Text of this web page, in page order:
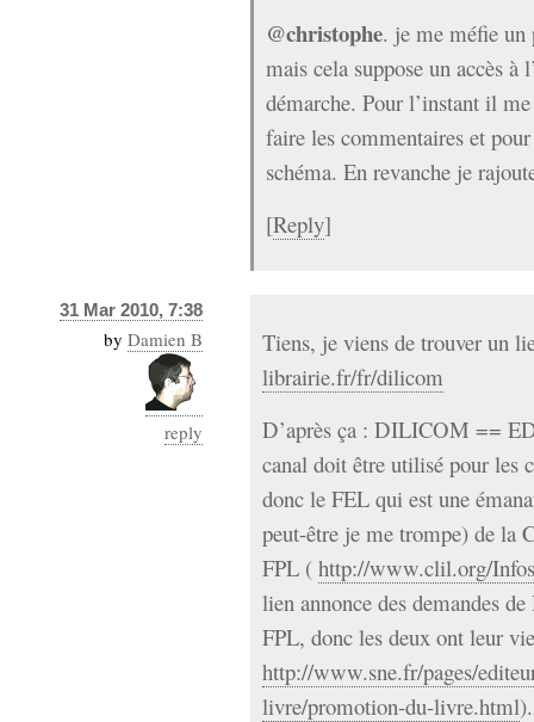
@christophe. je me méfie un
mais cela suppose un accès à
démarche. Pour l’instant il
faire les commentaires et
schéma. En revanche je
[Reply]
31 Mar 2010, 7:38
by Damien B
reply
Tiens, je viens de trouver un
librairie.fr/fr/dilicom
D’après ça : DILICOM ==
canal doit être utilisé pour les
donc le FEL qui est une
peut-être je me trompe) de la
FPL ( http://www.clil.org/
lien annonce des demandes
FPL, donc les deux ont leur
http://www.sne.fr/pages/
livre/promotion-du-livre.html